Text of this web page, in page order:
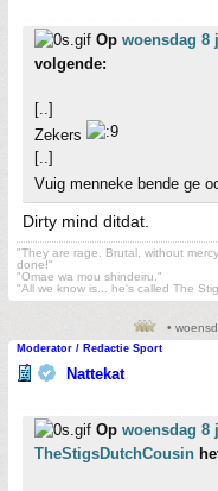
Op woensdag 8
volgende:
[..]
Zekers
[..]
Vuig menneke bende ge
Dirty mind ditdat.
"They are rage. Brutal, without
done!"
"Omae wa mou shindeiru."
"All we know is... he's called The
•
Moderator / Redactie Sport
Nattekat
Op woensdag 8
TheStigsDutchCousin